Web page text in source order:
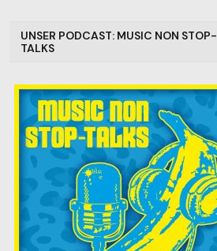
UNSER PODCAST: MUSIC NON STOP-
TALKS